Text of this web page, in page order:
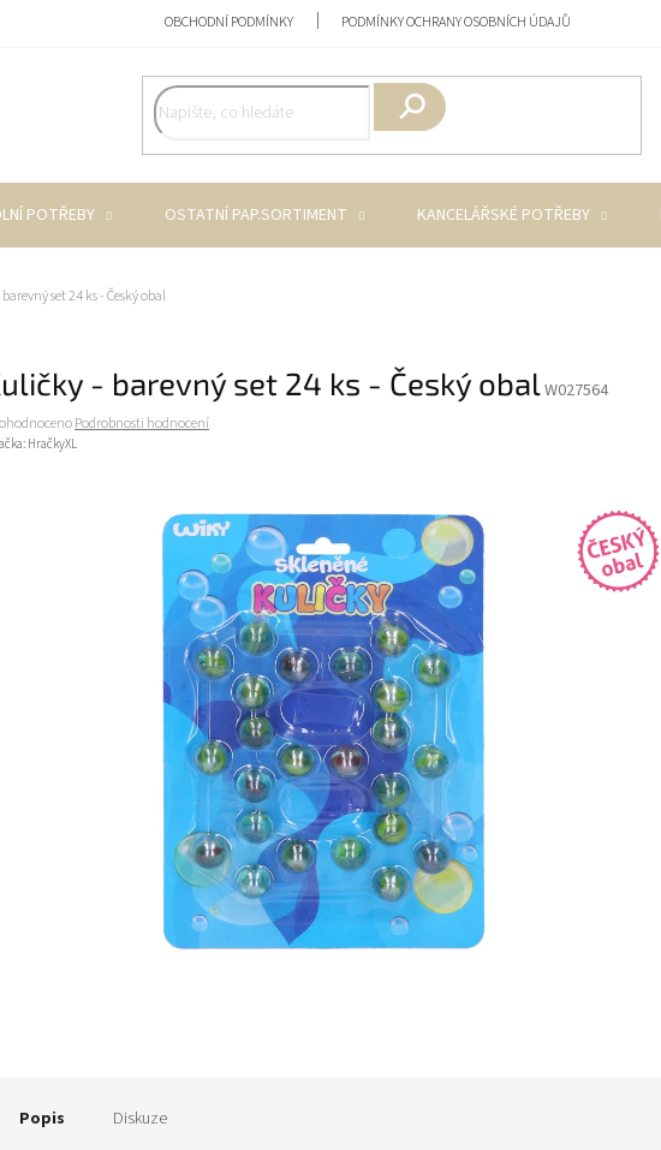
OBCHODNÍ PODMÍNKY PODMÍNKY OCHRANY OSOBNÍCH ÚDAJŮ
POTŘEBY OSTATNÍ PAP.SORTIMENT KANCELÁŘSKÉ POTŘEBY
set 24 ks - Český obal
- barevný set 24 ks - Český obalW027564
Podrobnosti hodnocení
HračkyXL
Popis Diskuze